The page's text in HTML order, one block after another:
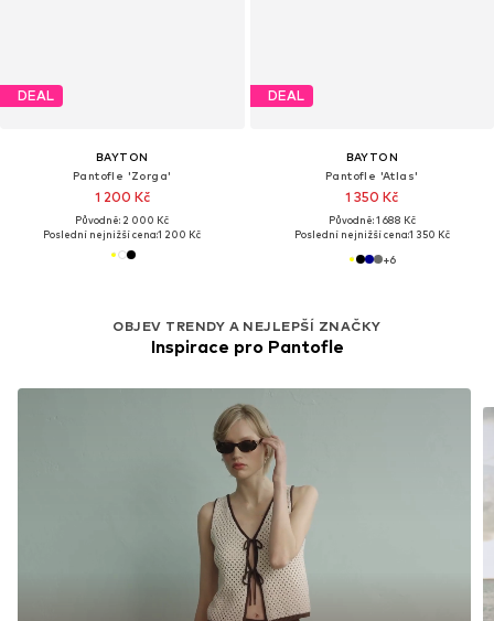
DEAL
BAYTON
Pantofle 'Zorga'
1 200 Kč
Původně: 2 000 Kč
Poslední nejnižší cena:1 200 Kč
DEAL
BAYTON
Pantofle 'Atlas'
1 350 Kč
Původně: 1 688 Kč
Poslední nejnižší cena:1 350 Kč
+6
OBJEV TRENDY A NEJLEPŠÍ ZNAČKY
Inspirace pro Pantofle